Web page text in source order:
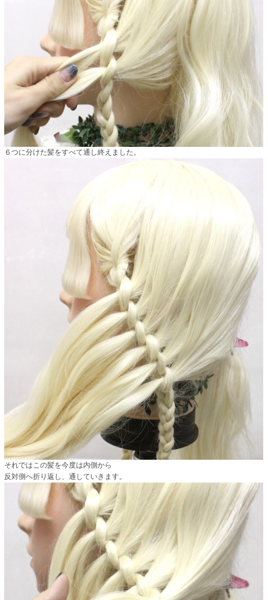
６つに分けた髪をすべて通し終えました。
それではこの髪を今度は内側から
反対側へ折り返し、通していきます。